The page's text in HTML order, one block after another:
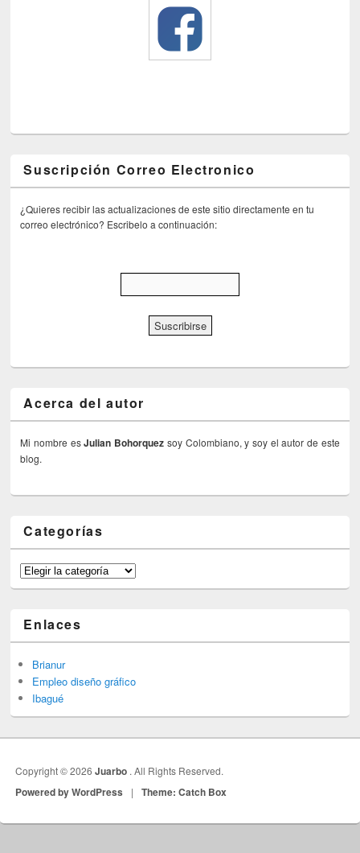
Suscripción Correo Electronico
¿Quieres recibir las actualizaciones de este sitio directamente en tu
correo electrónico? Escribelo a continuación:
Acerca del autor
Mi nombre esJulian Bohorquez soy Colombiano, y soy el autor de este
blog.
Categorías
Categorías
Enlaces
Brianur
Empleo diseño gráfico
Ibagué
Copyright © 2026Juarbo . All Rights Reserved.
Powered by WordPress | Theme: Catch Box